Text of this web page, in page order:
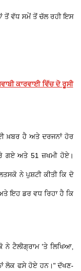
ਤੋਂ ਵੱਧ ਸਮੇਂ ਤੋਂ ਚੱਲ ਰਹੀ ਇਸ
ਕਾਰਵਾਈ ਵਿੱਚ ਦੋ ਰੂਸੀ
ਖ਼ਬਰ ਹੈ ਅਤੇ ਦਰਜਨਾਂ ਹੋਰ
ਗਏ ਅਤੇ 51 ਜ਼ਖਮੀ ਹੋਏ।
ਨੇ ਪੁਸ਼ਟੀ ਕੀਤੀ ਕਿ ਦੋ
ਇਹ ਡਰ ਵਧ ਰਿਹਾ ਹੈ ਕਿ
ਨੇ ਟੈਲੀਗ੍ਰਾਮ 'ਤੇ ਲਿਖਿਆ,
ਲੋਕ ਫਸੇ ਹੋਏ ਹਨ।" ਦੱਖਣ-